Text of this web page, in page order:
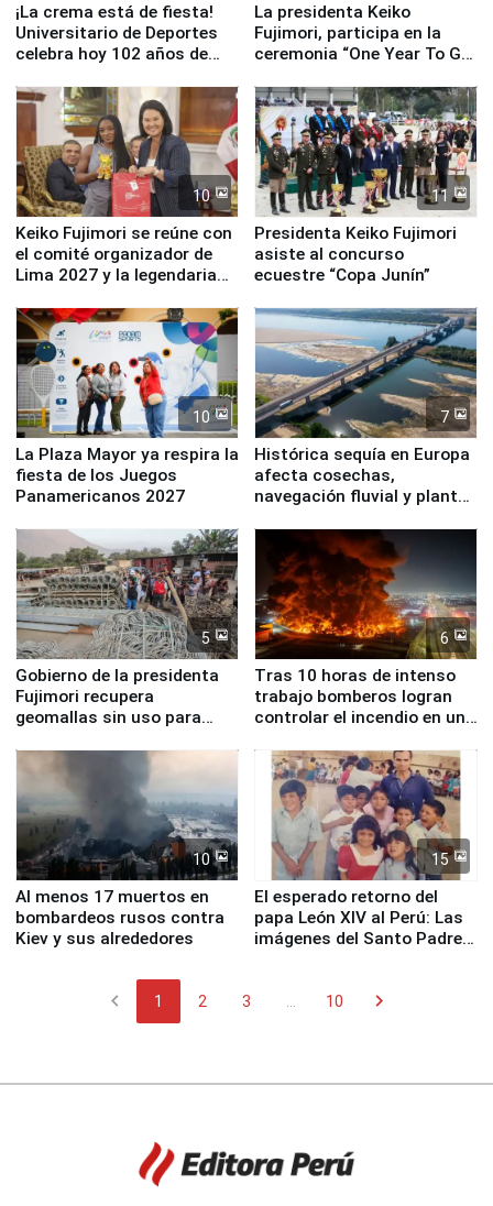
¡La crema está de fiesta!
Universitario de Deportes
celebra hoy 102 años de
La presidenta Keiko
Fujimori, participa en la
ceremonia “One Year To Go
10
Keiko Fujimori se reúne con
el comité organizador de
Lima 2027 y la legendaria
11
Presidenta Keiko Fujimori
asiste al concurso
ecuestre “Copa Junín”
10
La Plaza Mayor ya respira la
fiesta de los Juegos
Panamericanos 2027
7
Histórica sequía en Europa
afecta cosechas,
navegación fluvial y plantas
5
Gobierno de la presidenta
Fujimori recupera
geomallas sin uso para
Fenómeno El Niño
6
Tras 10 horas de intenso
trabajo bomberos logran
controlar el incendio en una
de Chile
10
Al menos 17 muertos en
bombardeos rusos contra
Kiev y sus alrededores
15
El esperado retorno del
papa León XIV al Perú: Las
imágenes del Santo Padre
chevron_left 1 2 3 10 chevron_right